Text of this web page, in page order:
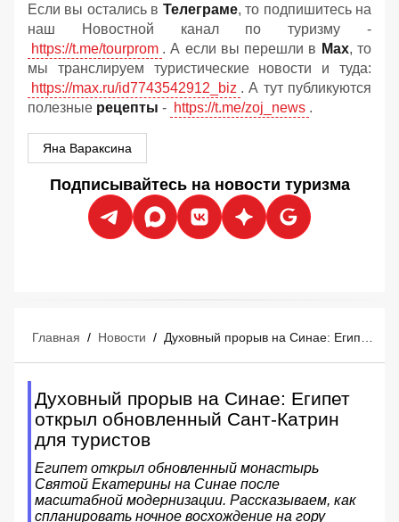
Если вы остались в Телеграме, то подпишитесь на
наш Новостной канал по туризму -
https://t.me/tourprom . А если вы перешли в Мах, то
мы транслируем туристические новости и туда:
https://max.ru/id7743542912_biz . А тут публикуются
полезные рецепты - https://t.me/zoj_news .
Яна Вараксина
Подписывайтесь на новости туризма
Главная / Новости /
Духовный прорыв на Синае: Египет
открыл обновленный Сант-Катрин
для туристов
Египет открыл обновленный монастырь
Святой Екатерины на Синае после
масштабной модернизации. Рассказываем, как
спланировать ночное восхождение на гору